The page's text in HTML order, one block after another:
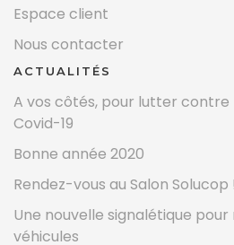
Espace client
Nous contacter
ACTUALITÉS
A vos côtés, pour lutter
Covid-19
Bonne année 2020
Rendez-vous au Salon Solucop !
Une nouvelle signalétique
véhicules